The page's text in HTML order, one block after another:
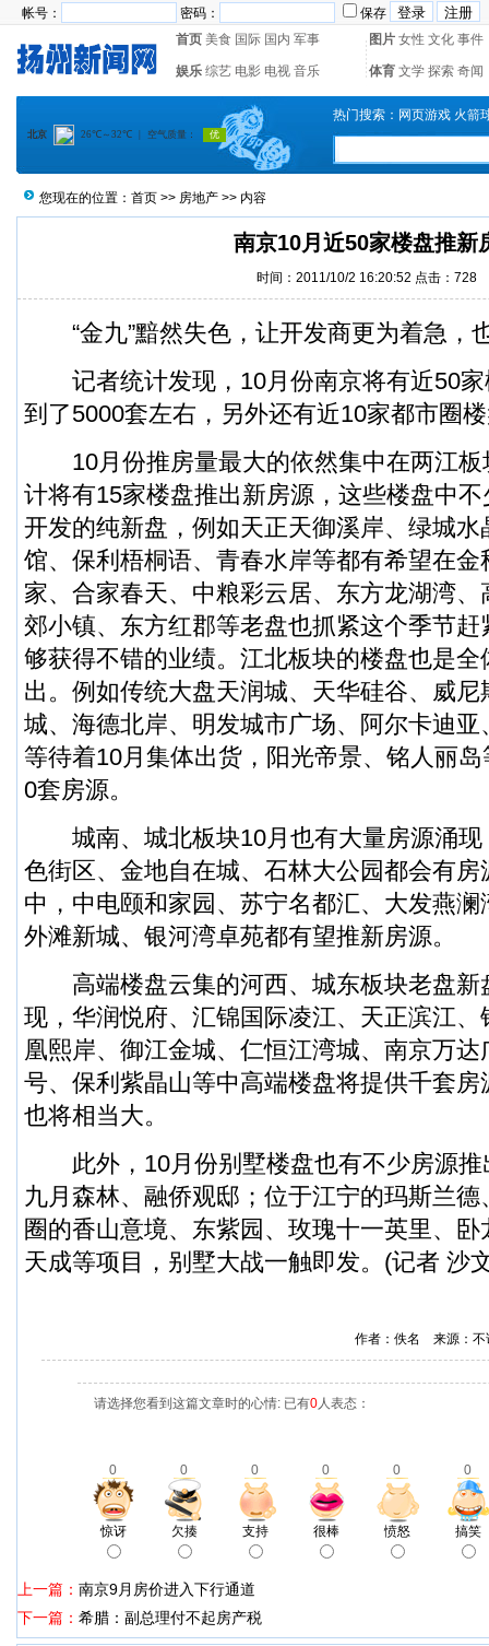
帐号： 密码：
保存
首页 美食 国际 国内 军事 图片 女性 文化 事件
娱乐 综艺 电影 电视 音乐 体育 文学 探索 奇闻
热门搜索： 网页游戏 火箭
您现在的位置： 首页 >> 房地产 >> 内容
南京10月近50家楼盘推新
时间：2011/10/2 16:20:52 点击： 728
“金九”黯然失色，让开发商更为着急，
记者统计发现，10月份南京将有近50家
到了5000套左右，另外还有近10家都市圈
10月份推房量最大的依然集中在两江板
计将有15家楼盘推出新房源，这些楼盘中
开发的纯新盘，例如天正天御溪岸、绿城
馆、保利梧桐语、青春水岸等都有希望在
家、合家春天、中粮彩云居、东方龙湖湾
郊小镇、东方红郡等老盘也抓紧这个季节
够获得不错的业绩。江北板块的楼盘也是
出。例如传统大盘天润城、天华硅谷、威
城、海德北岸、明发城市广场、阿尔卡迪
等待着10月集体出货，阳光帝景、铭人丽
0套房源。
城南、城北板块10月也有大量房源涌现
色街区、金地自在城、石林大公园都会有
中，中电颐和家园、苏宁名都汇、大发燕
外滩新城、银河湾卓苑都有望推新房源。
高端楼盘云集的河西、城东板块老盘新
现，华润悦府、汇锦国际凌江、天正滨江
凰熙岸、御江金城、仁恒江湾城、南京万
号、保利紫晶山等中高端楼盘将提供千套
也将相当大。
此外，10月份别墅楼盘也有不少房源推
九月森林、融侨观邸；位于江宁的玛斯兰
圈的香山意境、东紫园、玫瑰十一英里、
天成等项目，别墅大战一触即发。(记者 沙
作者：佚名 来源：
请选择您看到这篇文章时的心情: 已有0人表态：
0 0 0 0 0 0
惊讶 欠揍 支持 很棒 愤怒 搞笑
上一篇： 南京9月房价进入下行通道
下一篇： 希腊：副总理付不起房产税